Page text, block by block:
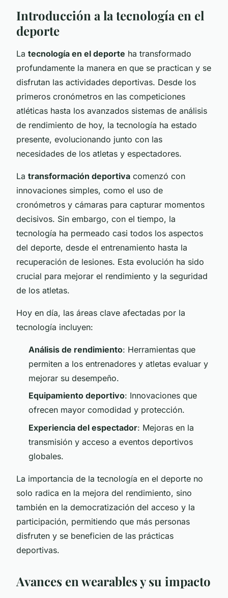
Introducción a la tecnología en el
deporte
La tecnología en el deporte ha transformado
profundamente la manera en que se practican y se
disfrutan las actividades deportivas. Desde los
primeros cronómetros en las competiciones
atléticas hasta los avanzados sistemas de análisis
de rendimiento de hoy, la tecnología ha estado
presente, evolucionando junto con las
necesidades de los atletas y espectadores.
La transformación deportiva comenzó con
innovaciones simples, como el uso de
cronómetros y cámaras para capturar momentos
decisivos. Sin embargo, con el tiempo, la
tecnología ha permeado casi todos los aspectos
del deporte, desde el entrenamiento hasta la
recuperación de lesiones. Esta evolución ha sido
crucial para mejorar el rendimiento y la seguridad
de los atletas.
Hoy en día, las áreas clave afectadas por la
tecnología incluyen:
Análisis de rendimiento: Herramientas que
permiten a los entrenadores y atletas evaluar y
mejorar su desempeño.
Equipamiento deportivo: Innovaciones que
ofrecen mayor comodidad y protección.
Experiencia del espectador: Mejoras en la
transmisión y acceso a eventos deportivos
globales.
La importancia de la tecnología en el deporte no
solo radica en la mejora del rendimiento, sino
también en la democratización del acceso y la
participación, permitiendo que más personas
disfruten y se beneficien de las prácticas
deportivas.
Avances en wearables y su impacto